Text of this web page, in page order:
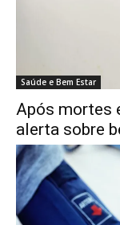
Saúde e Bem Estar
Após mortes
alerta sobre